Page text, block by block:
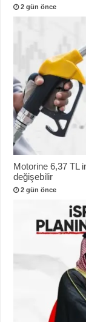
2 gün önce
Motorine 6,37 TL
değişebilir
2 gün önce